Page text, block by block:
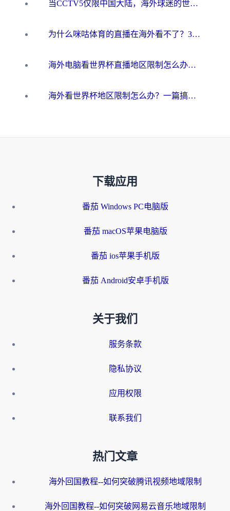
当CCTV5仅限中国大陆，海外球迷的世界杯狂欢如何继续？
为什么咪咕体育的直播在海外看不了？3步解决海外看世界杯+抖音地区限制难题
海外电脑看世界杯直播地区限制怎么办？你需要一个聪明的加速器
海外看世界杯地区限制怎么办？一篇搞定咪咕视频播放+国内资源无缝访问指南
下载应用
番茄 Windows PC电脑版
番茄 macOS苹果电脑版
番茄 ios苹果手机版
番茄 Android安卓手机版
关于我们
服务条款
隐私协议
应用权限
联系我们
热门文章
海外回国教程--如何突破腾讯视频地域限制
海外回国教程--如何突破网易云音乐地域限制